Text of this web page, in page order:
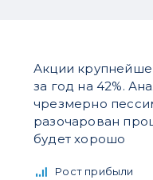
Акции
за год на 42%.
чрезмерно
разочарован
будет хорошо
Рост прибыли